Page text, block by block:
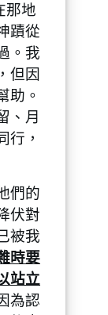
那地
蹟從
。我
但因
助。
、月
行，
們的
伏對
被我
時要
站立
為認